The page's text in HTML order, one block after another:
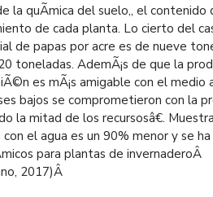
la quÃ­mica del suelo,, el contenido
de cada planta. Lo cierto del
de papas por acre es de nueve
toneladas. AdemÃ¡s de que la
es mÃ¡s amigable con el medio
bajos se comprometieron con la
la mitad de los recursosâ€.
el agua es un 90% menor y se ha
para plantas de invernaderoÂ
2017)Â